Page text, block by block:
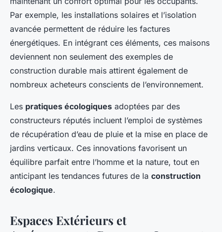
Par exemple, les installations solaires et l’isolation
avancée permettent de réduire les factures
énergétiques. En intégrant ces éléments, ces maisons
deviennent non seulement des exemples de
construction durable mais attirent également de
nombreux acheteurs conscients de l’environnement.
Les pratiques écologiques adoptées par des
constructeurs réputés incluent l’emploi de systèmes
de récupération d’eau de pluie et la mise en place de
jardins verticaux. Ces innovations favorisent un
équilibre parfait entre l’homme et la nature, tout en
anticipant les tendances futures de la construction
écologique.
Espaces Extérieurs et